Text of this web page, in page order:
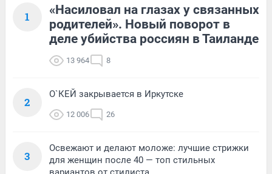
1
«Насиловал на глазах у связанных
родителей». Новый поворот в
деле убийства россиян в Таиланде
13 964 8
2
О`КЕЙ закрывается в Иркутске
12 006 26
3
Освежают и делают моложе: лучшие стрижки
для женщин после 40 — топ стильных